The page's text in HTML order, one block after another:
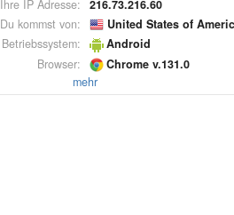
Ihre IP Adresse:
216.73.216.60
Du kommst von:
United States of
Betriebssystem:
Android
Browser:
Chrome v.131.0
mehr